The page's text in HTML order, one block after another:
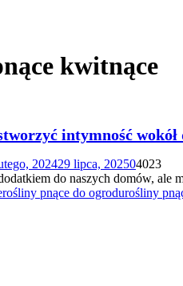
kwitnące
intymność wokół
202429 lipca, 202504023
do naszych domów, ale
rośliny pnące do ogrodurośliny